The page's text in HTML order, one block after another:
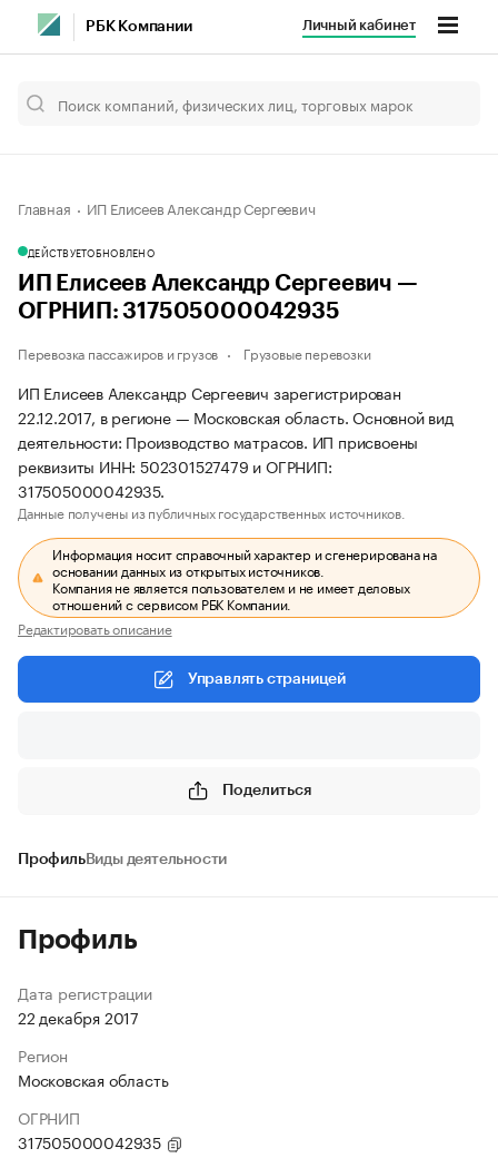
РБК Компании Личный кабинет
Главная ИП Елисеев Александр Сергеевич
ДЕЙСТВУЕТОБНОВЛЕНО
ИП Елисеев Александр Сергеевич —
ОГРНИП: 317505000042935
Перевозка пассажиров и грузов Грузовые перевозки
ИП Елисеев Александр Сергеевич зарегистрирован
22.12.2017, в регионе — Московская область. Основной вид
деятельности: Производство матрасов. ИП присвоены
реквизиты ИНН: 502301527479 и ОГРНИП:
317505000042935.
Данные получены из публичных государственных источников.
Информация носит справочный характер и сгенерирована на
основании данных из открытых источников.
Компания не является пользователем и не имеет деловых
отношений с сервисом РБК Компании.
Редактировать описание
Управлять страницей
Поделиться
ПрофильВиды деятельности
Профиль
Дата регистрации
22 декабря 2017
Регион
Московская область
ОГРНИП
317505000042935